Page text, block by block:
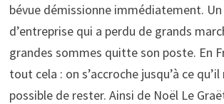
bévue démissionne immédiatement.
d’entreprise qui a perdu de grands
grandes sommes quitte son poste. En
tout cela : on s’accroche jusqu’à ce
possible de rester. Ainsi de Noël Le